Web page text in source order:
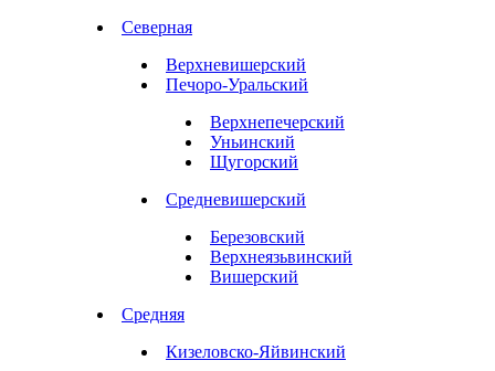
Северная
Верхневишерский
Печоро-Уральский
Верхнепечерский
Уньинский
Щугорский
Средневишерский
Березовский
Верхнеязьвинский
Вишерский
Средняя
Кизеловско-Яйвинский